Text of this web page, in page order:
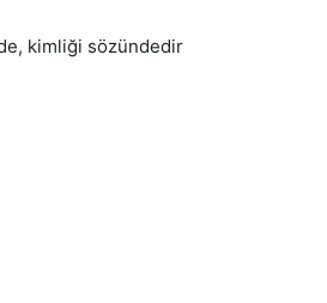
kimliği sözündedir